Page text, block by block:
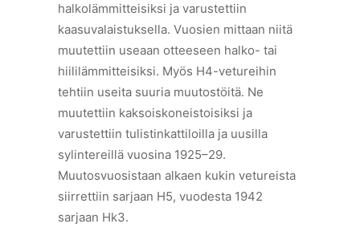
halkolämmitteisiksi ja varustettiin
kaasuvalaistuksella. Vuosien mittaan niitä
muutettiin useaan otteeseen halko- tai
hiililämmitteisiksi. Myös H4-vetureihin
tehtiin useita suuria muutostöitä. Ne
muutettiin kaksoiskoneistoisiksi ja
varustettiin tulistinkattiloilla ja uusilla
sylintereillä vuosina 1925–29.
Muutosvuosistaan alkaen kukin vetureista
siirrettiin sarjaan H5, vuodesta 1942
sarjaan Hk3.